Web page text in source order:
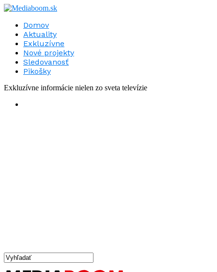
Domov
Aktuality
Exkluzívne
Nové projekty
Sledovanosť
Pikošky
Exkluzívne informácie nielen zo sveta televízie